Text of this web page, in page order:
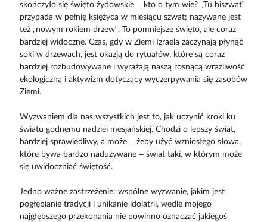
skończyło się święto żydowskie – kto o tym wie? „Tu biszwat”
przypada w pełnię księżyca w miesiącu szwat; nazywane jest
też „nowym rokiem drzew”. To pomniejsze święto, ale coraz
bardziej widoczne. Czas, gdy w Ziemi Izraela zaczynają płynąć
soki w drzewach, jest okazją do rytuałów, które są coraz
bardziej rozbudowywane i wyrażają naszą rosnącą wrażliwość
ekologiczną i aktywizm dotyczący wyczerpywania się zasobów
Ziemi.
Wyzwaniem dla nas wszystkich jest to, jak uczynić kroki ku
światu godnemu nadziei mesjańskiej. Chodzi o lepszy świat,
bardziej sprawiedliwy, a może – żeby użyć wzniosłego słowa,
które bywa bardzo nadużywane – świat taki, w którym może
się uwidoczniać świętość.
Jedno ważne zastrzeżenie: wspólne wyzwanie, jakim jest
pogłębianie tradycji i unikanie idolatrii, wedle mojego
najgłębszego przekonania nie powinno oznaczać jakiegoś